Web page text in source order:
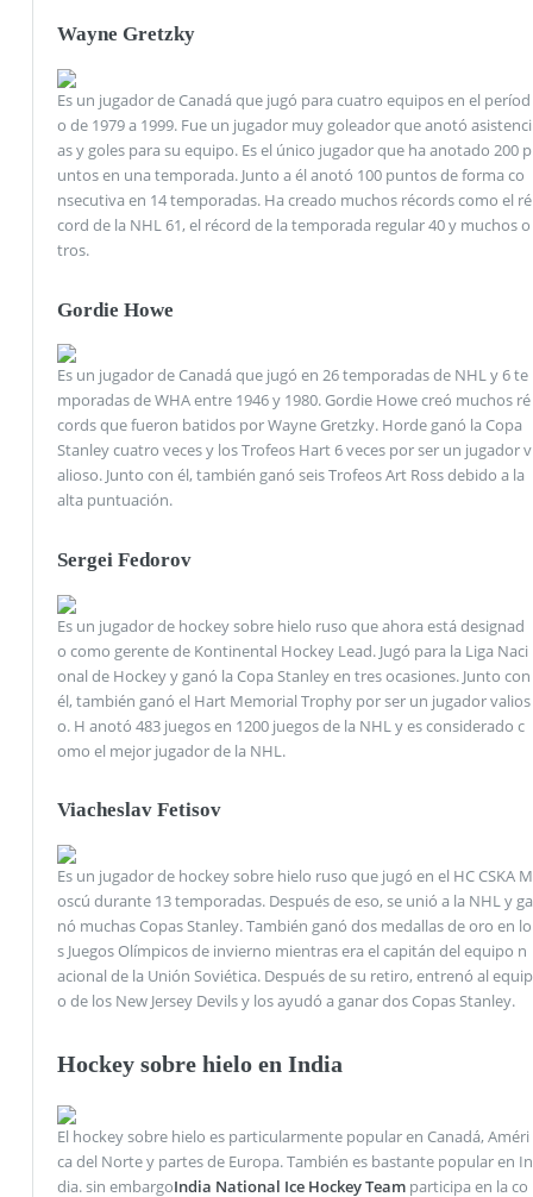
Wayne Gretzky
Es un jugador de Canadá que jugó para cuatro equipos en el períod
o de 1979 a 1999. Fue un jugador muy goleador que anotó asistenci
as y goles para su equipo. Es el único jugador que ha anotado 200 p
untos en una temporada. Junto a él anotó 100 puntos de forma co
nsecutiva en 14 temporadas. Ha creado muchos récords como el ré
cord de la NHL 61, el récord de la temporada regular 40 y muchos o
tros.
Gordie Howe
Es un jugador de Canadá que jugó en 26 temporadas de NHL y 6 te
mporadas de WHA entre 1946 y 1980. Gordie Howe creó muchos ré
cords que fueron batidos por Wayne Gretzky. Horde ganó la Copa
Stanley cuatro veces y los Trofeos Hart 6 veces por ser un jugador v
alioso. Junto con él, también ganó seis Trofeos Art Ross debido a la
alta puntuación.
Sergei Fedorov
Es un jugador de hockey sobre hielo ruso que ahora está designad
o como gerente de Kontinental Hockey Lead. Jugó para la Liga Naci
onal de Hockey y ganó la Copa Stanley en tres ocasiones. Junto con
él, también ganó el Hart Memorial Trophy por ser un jugador valios
o. H anotó 483 juegos en 1200 juegos de la NHL y es considerado c
omo el mejor jugador de la NHL.
Viacheslav Fetisov
Es un jugador de hockey sobre hielo ruso que jugó en el HC CSKA M
oscú durante 13 temporadas. Después de eso, se unió a la NHL y ga
nó muchas Copas Stanley. También ganó dos medallas de oro en lo
s Juegos Olímpicos de invierno mientras era el capitán del equipo n
acional de la Unión Soviética. Después de su retiro, entrenó al equip
o de los New Jersey Devils y los ayudó a ganar dos Copas Stanley.
Hockey sobre hielo en India
El hockey sobre hielo es particularmente popular en Canadá, Améri
ca del Norte y partes de Europa. También es bastante popular en In
dia. sin embargoIndia National Ice Hockey Teamparticipa en la co